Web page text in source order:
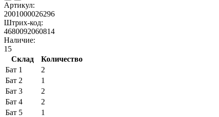
Артикул:
2001000026296
Штрих-код:
4680092060814
Наличие:
15
Склад
Количество
Бат 1
2
Бат 2
1
Бат 3
2
Бат 4
2
Бат 5
1